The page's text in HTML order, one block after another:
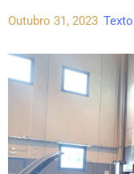
Outubro 31, 2023 Texto